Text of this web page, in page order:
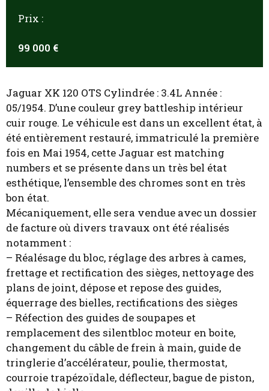
Prix :
99 000 €
Jaguar XK 120 OTS Cylindrée : 3.4L Année :
05/1954. D’une couleur grey battleship intérieur
cuir rouge. Le véhicule est dans un excellent état, à
été entièrement restauré, immatriculé la première
fois en Mai 1954, cette Jaguar est matching
numbers et se présente dans un très bel état
esthétique, l’ensemble des chromes sont en très
bon état.
Mécaniquement, elle sera vendue avec un dossier
de facture où divers travaux ont été réalisés
notamment :
– Réalésage du bloc, réglage des arbres à cames,
frettage et rectification des sièges, nettoyage des
plans de joint, dépose et repose des guides,
équerrage des bielles, rectifications des sièges
– Réfection des guides de soupapes et
remplacement des silentbloc moteur en boite,
changement du câble de frein à main, guide de
tringlerie d’accélérateur, poulie, thermostat,
courroie trapézoïdale, déflecteur, bague de piston,